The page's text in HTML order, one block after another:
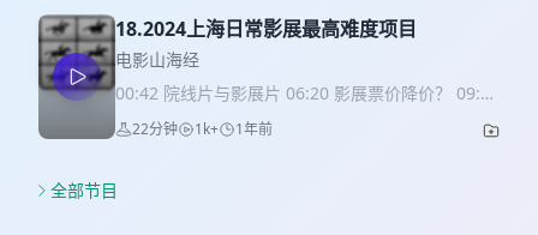
18.2024上海日常影展最高难度项目
电影山海经
00:42 院线片与影展片 06:20 影展票价降价？ 09:04
2024上海影展难度最高的一个，没有之一 20:02 上
海方言：抽奖了
22分钟 1k+ 1年前
全部节目